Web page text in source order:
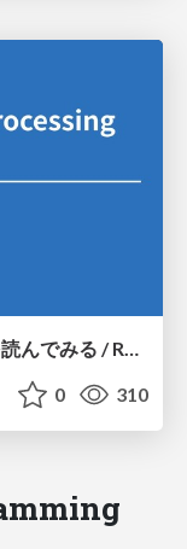
Guide to background processingを読んでみる / Reading "Guide to background processing"
0 310